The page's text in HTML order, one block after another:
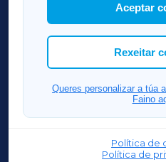
Así mesmo, podes
cookies que desexas
Aceptar
Rexeitar
Queres personalizar a túa
Faino
Política de
Política de